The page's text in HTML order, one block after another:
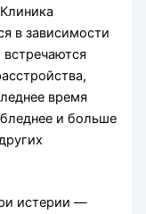
в зависимости
время
и больше
истерии —